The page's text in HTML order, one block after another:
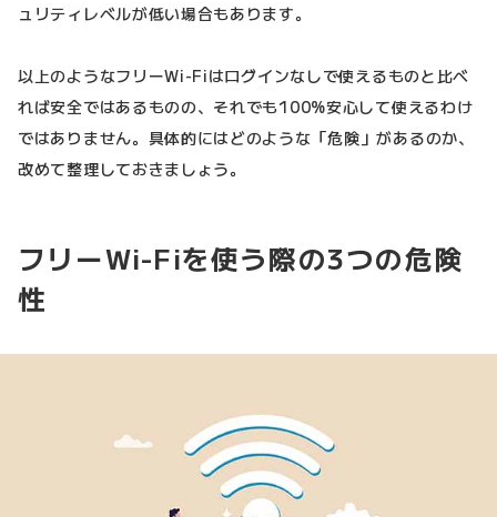
ュリティレベルが低い場合もあります。
以上のようなフリーWi-Fiはログインなしで使えるものと比べ
れば安全ではあるものの、それでも100%安心して使えるわけ
ではありません。具体的にはどのような「危険」があるのか、
改めて整理しておきましょう。
フリーWi-Fiを使う際の3つの危険
性